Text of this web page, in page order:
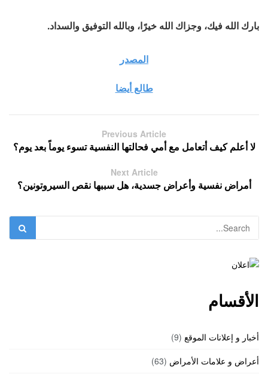
بارك الله فيك، وجزاك الله خيرًا، وبالله التوفيق والسداد.
المصدر
طالع أيضا
Previous Article
لا أعلم كيف أتعامل مع أمي فحالتها النفسية تسوء يوماً بعد يوم؟
Next Article
أمراض نفسية وأعراض جسدية، هل سببها نقص السيروتونين؟
الأقسام
أخبار و إعلانات الموقع (9)
أعراض و علامات الأمراض (63)